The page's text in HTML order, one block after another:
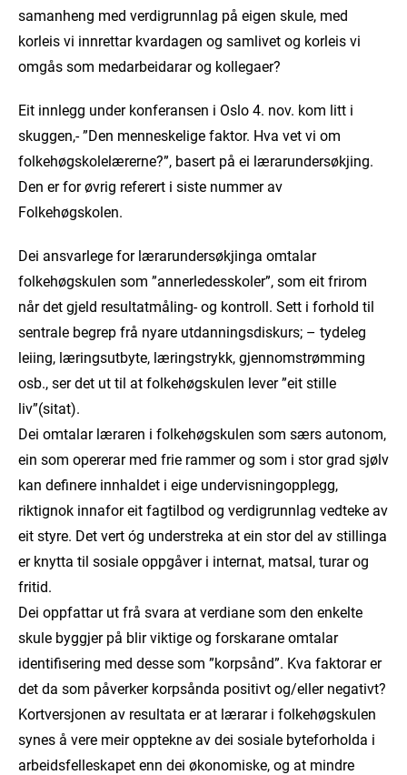
samanheng med verdigrunnlag på eigen skule, med
korleis vi innrettar kvardagen og samlivet og korleis vi
omgås som medarbeidarar og kollegaer?
Eit innlegg under konferansen i Oslo 4. nov. kom litt i
skuggen,- ”Den menneskelige faktor. Hva vet vi om
folkehøgskolelærerne?”, basert på ei lærarundersøkjing.
Den er for øvrig referert i siste nummer av
Folkehøgskolen.
Dei ansvarlege for lærarundersøkjinga omtalar
folkehøgskulen som ”annerledesskoler”, som eit frirom
når det gjeld resultatmåling- og kontroll. Sett i forhold til
sentrale begrep frå nyare utdanningsdiskurs; – tydeleg
leiing, læringsutbyte, læringstrykk, gjennomstrømming
osb., ser det ut til at folkehøgskulen lever ”eit stille
liv”(sitat).
Dei omtalar læraren i folkehøgskulen som særs autonom,
ein som opererar med frie rammer og som i stor grad sjølv
kan definere innhaldet i eige undervisningopplegg,
riktignok innafor eit fagtilbod og verdigrunnlag vedteke av
eit styre. Det vert óg understreka at ein stor del av stillinga
er knytta til sosiale oppgåver i internat, matsal, turar og
fritid.
Dei oppfattar ut frå svara at verdiane som den enkelte
skule byggjer på blir viktige og forskarane omtalar
identifisering med desse som ”korpsånd”. Kva faktorar er
det da som påverker korpsånda positivt og/eller negativt?
Kortversjonen av resultata er at lærarar i folkehøgskulen
synes å vere meir opptekne av dei sosiale byteforholda i
arbeidsfelleskapet enn dei økonomiske, og at mindre